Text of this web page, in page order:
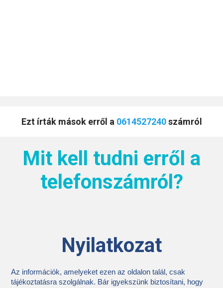
Ezt írták mások erről a 0614527240számról
Mit kell tudni erről a
telefonszámról?
Nyilatkozat
Az információk, amelyeket ezen az oldalon talál, csak
tájékoztatásra szolgálnak. Bár igyekszünk biztosítani, hogy